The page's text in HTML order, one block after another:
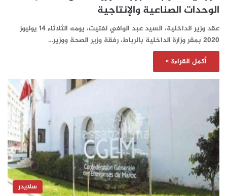
الوحدات الصناعية والإنتاجية
عقد وزير الداخلية، السيد عبد الوافي لفتيت، يومه الثلاثاء 14 يوليوز
2020 بمقر وزارة الداخلية بالرباط، رفقة وزير الصحة ووزير…
أكمل القراءة »
سلايدر